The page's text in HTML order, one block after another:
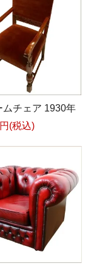
ムチェア 1930年
(税込)